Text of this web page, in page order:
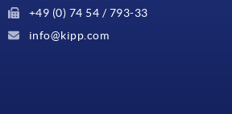
+49 (0) 74 54 / 793-33
info@kipp.com